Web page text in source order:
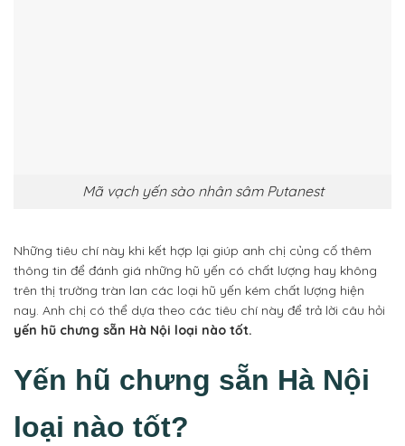
Mã vạch yến sào nhân sâm Putanest
Những tiêu chí này khi kết hợp lại giúp anh chị củng cố thêm
thông tin để đánh giá những hũ yến có chất lượng hay không
trên thị trường tràn lan các loại hũ yến kém chất lượng hiện
nay. Anh chị có thể dựa theo các tiêu chí này để trả lời câu hỏi
yến hũ chưng sẵn Hà Nội loại nào tốt.
Yến hũ chưng sẵn Hà Nội​
loại nào tốt?